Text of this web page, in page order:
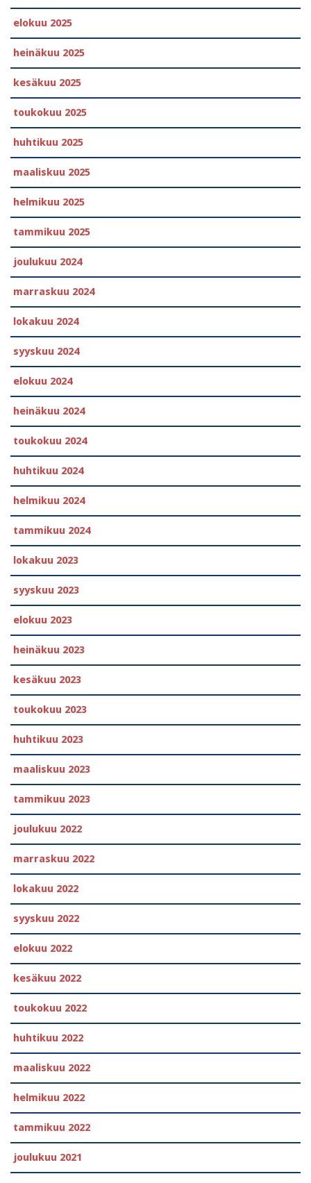
elokuu 2025
heinäkuu 2025
kesäkuu 2025
toukokuu 2025
huhtikuu 2025
maaliskuu 2025
helmikuu 2025
tammikuu 2025
joulukuu 2024
marraskuu 2024
lokakuu 2024
syyskuu 2024
elokuu 2024
heinäkuu 2024
toukokuu 2024
huhtikuu 2024
helmikuu 2024
tammikuu 2024
lokakuu 2023
syyskuu 2023
elokuu 2023
heinäkuu 2023
kesäkuu 2023
toukokuu 2023
huhtikuu 2023
maaliskuu 2023
tammikuu 2023
joulukuu 2022
marraskuu 2022
lokakuu 2022
syyskuu 2022
elokuu 2022
kesäkuu 2022
toukokuu 2022
huhtikuu 2022
maaliskuu 2022
helmikuu 2022
tammikuu 2022
joulukuu 2021